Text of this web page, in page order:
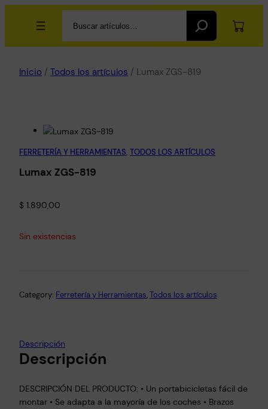
Inicio / Todos los artículos / Lumax ZGS-819
FERRETERÍA Y HERRAMIENTAS, TODOS LOS ARTÍCULOS
Lumax ZGS-819
$ 1.890,00
Sin existencias
Category: Ferretería y Herramientas, Todos los artículos
Descripción
Descripción
DESCRIPCIÓN DEL PRODUCTO: • Un portabicicletas fácil de
montar • Se adapta a la mayoría de los coches • Brazos